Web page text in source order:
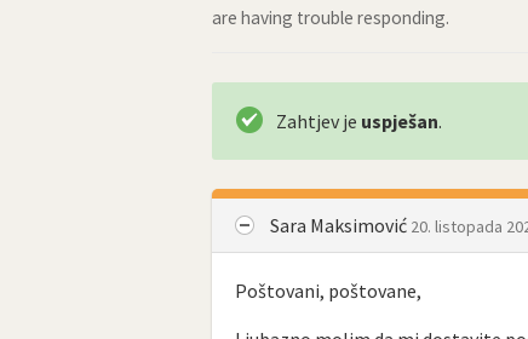
are having trouble responding.
Zahtjev je uspješan.
Sara Maksimović 20. listopada
Poštovani, poštovane,